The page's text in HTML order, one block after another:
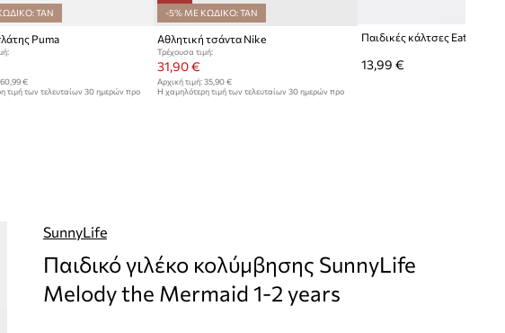
TAN
Puma
60,99 €
τιμή των τελευταίων 30 ημερών προ
-5% ΜΕ ΚΩΔΙΚΟ: TAN
Αθλητική τσάντα Nike
Τρέχουσα τιμή:
31,90 €
Αρχική τιμή:35,90 €
Η χαμηλότερη τιμή των τελευταίων 30 ημερών προ
13,99 €
SunnyLife
Παιδικό γιλέκο κολύμβησης SunnyLife
Melody the Mermaid 1-2 years